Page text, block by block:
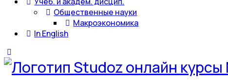
Общественные науки
Макроэкономика
In English